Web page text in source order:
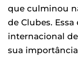
que culminou
de Clubes.
internacional
sua